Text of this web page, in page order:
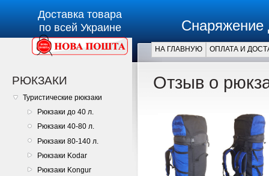
Доставка товара
по всей Украине
Снаряжение
НА ГЛАВНУЮ ОПЛАТА И
РЮКЗАКИ
Туристические рюкзаки
Рюкзаки до 40 л.
Рюкзаки 40-80 л.
Рюкзаки 80-140 л.
Рюкзаки Kodar
Рюкзаки Kongur
Главная
Отзыв о